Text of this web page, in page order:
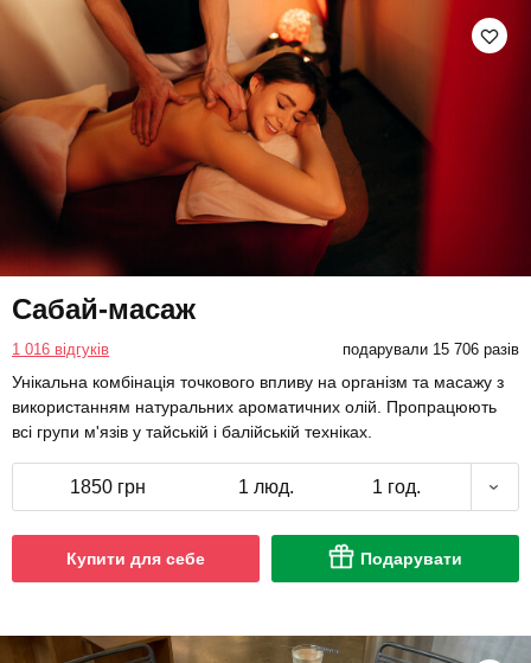
Сабай-масаж
1 016 відгуків подарували 15 706 разів
Унікальна комбінація точкового впливу на організм та масажу з
використанням натуральних ароматичних олій. Пропрацюють
всі групи м'язів у тайській і балійській техніках.
1850 грн 1 люд. 1 год.
Купити для себе Подарувати